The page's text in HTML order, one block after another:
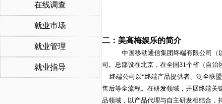
在线调查
就业市场
就业管理
就业指导
二：美高梅娱乐的简介
中国移动通信集团终端有限公司（
司。总部设在北京，在全国31个省（自
终端公司以“终端产品提供者、泛全联
售后等全流程。在研发领域，开展终端关
品领域，以产品代理与自主研发相结合，